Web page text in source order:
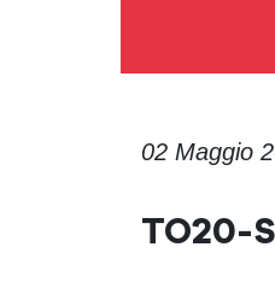
02 Maggio
TO20-